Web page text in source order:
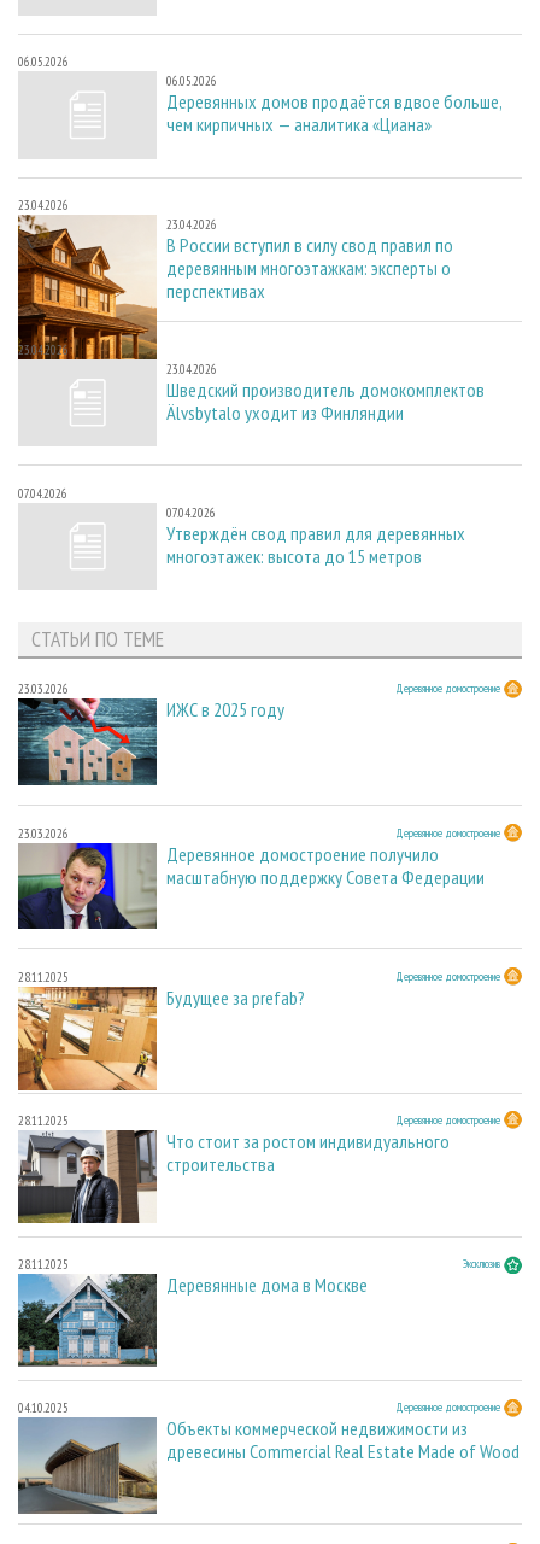
06.05.2026
06.05.2026
Деревянных домов продаётся вдвое больше,
чем кирпичных — аналитика «Циана»
23.04.2026
23.04.2026
В России вступил в силу свод правил по
деревянным многоэтажкам: эксперты о
перспективах
23.04.2026
23.04.2026
Шведский производитель домокомплектов
Älvsbytalo уходит из Финляндии
07.04.2026
07.04.2026
Утверждён свод правил для деревянных
многоэтажек: высота до 15 метров
СТАТЬИ ПО ТЕМЕ
23.03.2026 Деревянное домостроение
ИЖС в 2025 году
23.03.2026 Деревянное домостроение
Деревянное домостроение получило
масштабную поддержку Совета Федерации
28.11.2025 Деревянное домостроение
Будущее за prefab?
28.11.2025 Деревянное домостроение
Что стоит за ростом индивидуального
строительства
28.11.2025 Эксклюзив
Деревянные дома в Москве
04.10.2025 Деревянное домостроение
Объекты коммерческой недвижимости из
древесины Commercial Real Estate Made of Wood